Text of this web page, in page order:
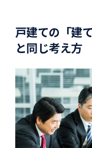
戸建ての「建
と同じ考え方